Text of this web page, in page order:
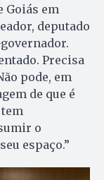
Goiás em
deputado
Precisa
pode, em
de que é
o
espaço.”